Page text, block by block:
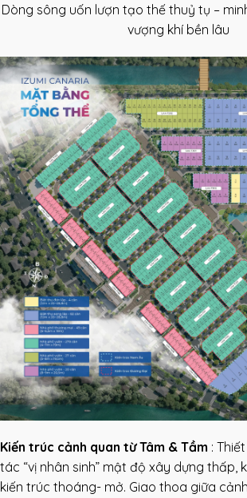
Dòng sông uốn lượn tạo thế thuỷ tụ –
vượng khí bền lâu
Kiến trúc cảnh quan từ Tâm & Tầm :
tác “vị nhân sinh” mật độ xây dựng thấp,
kiến trúc thoáng- mở. Giao thoa giữa